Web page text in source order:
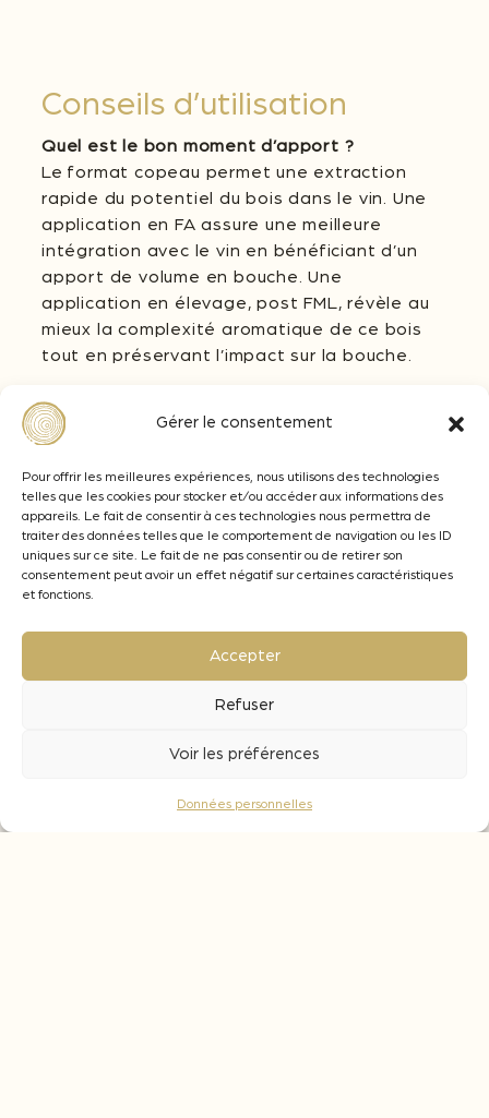
Gérer le consentement
Pour offrir les meilleures expériences, nous utilisons des technologies
telles que les cookies pour stocker et/ou accéder aux informations des
appareils. Le fait de consentir à ces technologies nous permettra de
traiter des données telles que le comportement de navigation ou les ID
uniques sur ce site. Le fait de ne pas consentir ou de retirer son
consentement peut avoir un effet négatif sur certaines caractéristiques
et fonctions.
Accepter
Refuser
Voir les préférences
Données personnelles
Conseils d’utilisation
Quel est le bon moment d’apport ?
Le format copeau permet une extraction
rapide du potentiel du bois dans le vin. Une
application en FA assure une meilleure
intégration avec le vin en bénéficiant d’un
apport de volume en bouche. Une
application en élevage, post FML, révèle au
mieux la complexité aromatique de ce bois
tout en préservant l’impact sur la bouche.
Quelle dose d’application ?
Le dosage du copeau Oenoblend Fun est à
souhaité. De 1 à 5 g/L sur vin blanc, rosé et
rouge. Avec un objectif de gagner en
complexité et sucrosité, nous vous
conseillons de travailler autour de 3-4 g/L en
élevage.
En fermentation : le temps de la vinification.
Une durée de 7 à 10 jours est nécessaire
pour extraire la totalité du potentiel du bois
En élevage : une durée de contact de 1 à 3
intégration du bois au vin.